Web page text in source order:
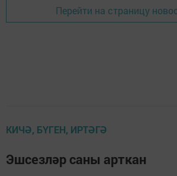
Перейти на страницу
КИЧӘ, БҮГЕН, ИРТӘГӘ
Эшсезләр саны арткан